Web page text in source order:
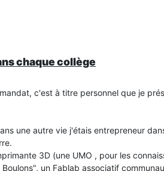
chaque collège
c'est à titre personnel que je
une autre vie j'étais entrepreneur
3D (une UMO , pour les
un Fablab associatif